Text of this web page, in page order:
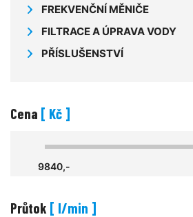
FREKVENČNÍ MĚNIČE
FILTRACE A ÚPRAVA VODY
PŘÍSLUŠENSTVÍ
Cena [ Kč ]
9840,-
Průtok [ l/min ]